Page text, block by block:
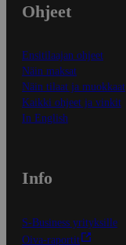
Ohjeet
Ensitilaajan ohjeet
Näin maksat
Näin tilaat ja muokkaat
Kaikki ohjeet ja vinkit
In English
Info
S-Business yrityksille
Oiva-raportit